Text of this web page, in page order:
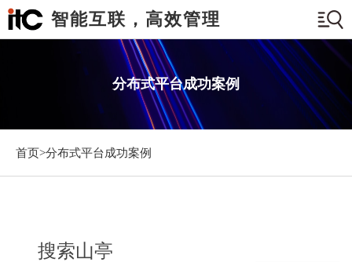
智能互联，高效管理
分布式平台成功案例
首页>分布式平台成功案例
搜索山亭